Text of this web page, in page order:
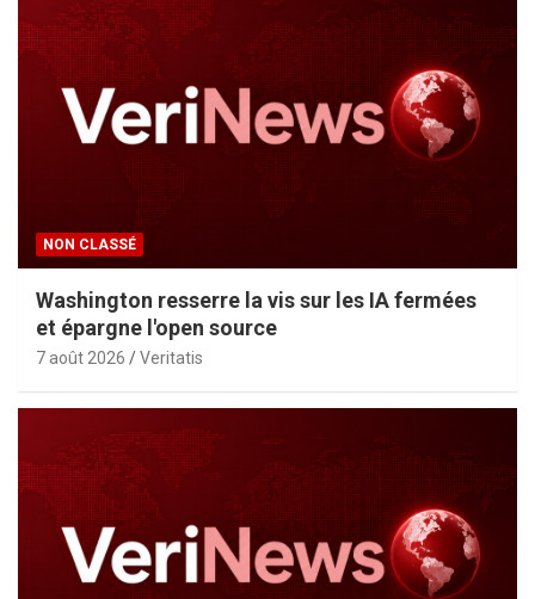
NON CLASSÉ
Washington resserre la vis sur les IA fermées
et épargne l'open source
7 août 2026 Veritatis